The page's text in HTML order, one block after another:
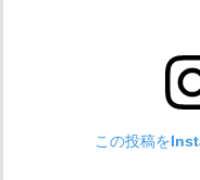
この投稿を